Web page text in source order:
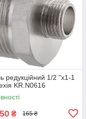
редукційний 1/2 "x1-1
KR.N0616
₴ 165 ₴